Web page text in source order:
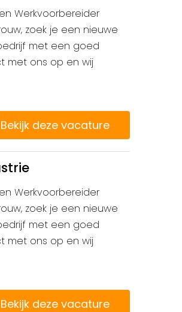
Werkvoorbereider
zoek je een nieuwe
met een goed
met ons op en wij
Bekijk deze vacature
Werkvoorbereider
zoek je een nieuwe
met een goed
met ons op en wij
Bekijk deze vacature